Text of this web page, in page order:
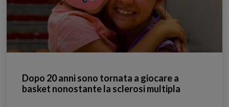
Dopo 20 anni sono tornata a giocare a
basket nonostante la sclerosi multipla